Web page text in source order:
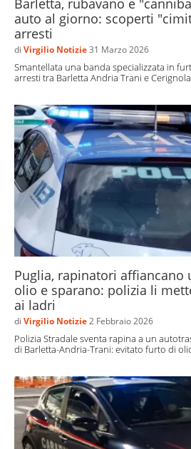
auto al giorno: scoperti
arresti
di Virgilio Notizie31 Marzo 2026
Smantellata una banda specializzata in
arresti tra Barletta Andria Trani e
Puglia, rapinatori affiancano
olio e sparano: polizia li
ai ladri
di Virgilio Notizie2 Febbraio 2026
Polizia Stradale sventa rapina a un
di Barletta-Andria-Trani: evitato furto di